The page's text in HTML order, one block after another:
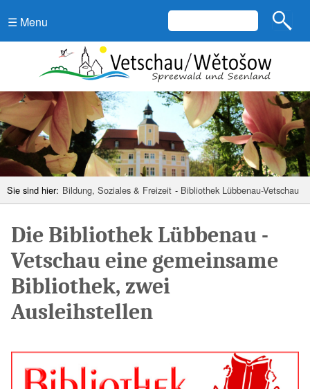
☰ Menu
Sie sind hier: Bildung, Soziales & Freizeit - Bibliothek Lübbenau-Vetschau
Die Bibliothek Lübbenau -
Vetschau eine gemeinsame
Bibliothek, zwei
Ausleihstellen